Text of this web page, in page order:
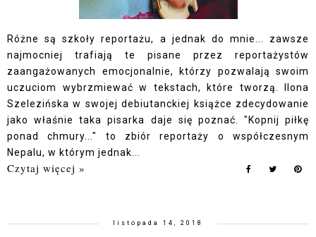
Różne są szkoły reportażu, a jednak do mnie... zawsze
najmocniej trafiają te pisane przez reportażystów
zaangażowanych emocjonalnie, którzy pozwalają swoim
uczuciom wybrzmiewać w tekstach, które tworzą. Ilona
Szelezińska w swojej debiutanckiej książce zdecydowanie
jako właśnie taka pisarka daje się poznać. "Kopnij piłkę
ponad chmury..." to zbiór reportaży o współczesnym
Nepalu, w którym jednak...
Czytaj więcej »
listopada 14, 2018